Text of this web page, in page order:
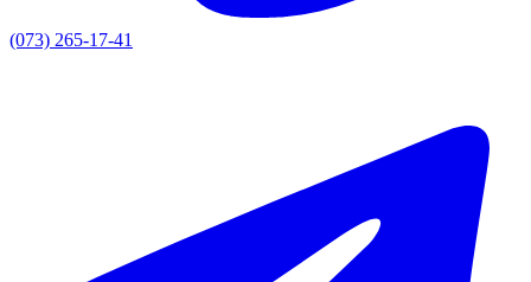
(073) 265-17-41